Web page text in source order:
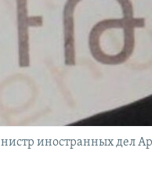
иностранных дел